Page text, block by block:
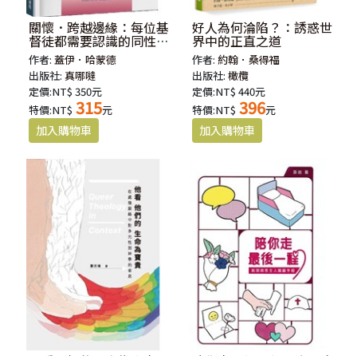
關懷．跨越邊緣：每位基
督徒都需要認識的同性戀
議題(簡體)
作者:蓋伊．哈蒙德
出版社:真哪噠
定價:NT$ 350元
特價:NT$ 315元
好人為何淪陷？：誘惑世
界中的正直之道
作者:約翰．桑得福
出版社:橄欖
定價:NT$ 440元
特價:NT$ 396元